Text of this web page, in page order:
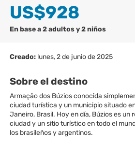
US$928
En base a 2 adultos y 2 niños
Creado: lunes, 2 de junio de 2025
Sobre el destino
Armação dos Búzios conocida
ciudad turística y un municipio situado
Janeiro, Brasil. Hoy en día, Búzios es un
ciudad y un sitio turístico en todo el
los brasileños y argentinos.